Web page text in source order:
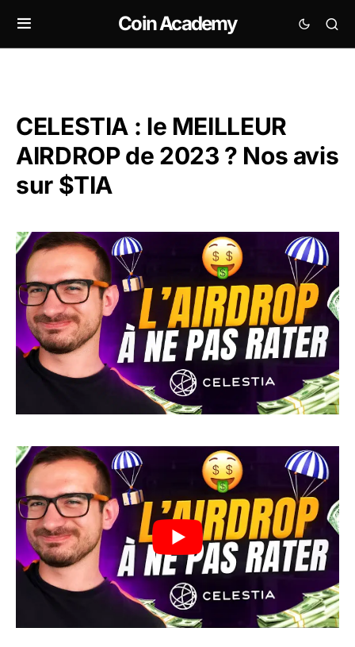
Coin Academy
CELESTIA : le MEILLEUR
AIRDROP de 2023 ? Nos avis
sur $TIA